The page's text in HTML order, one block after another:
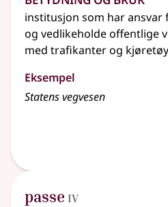
institusjon som har ansvar
og vedlikeholde offentlige
med trafikanter og kjøretøy
Eksempel
Statens vegvesen
passe 4
IV